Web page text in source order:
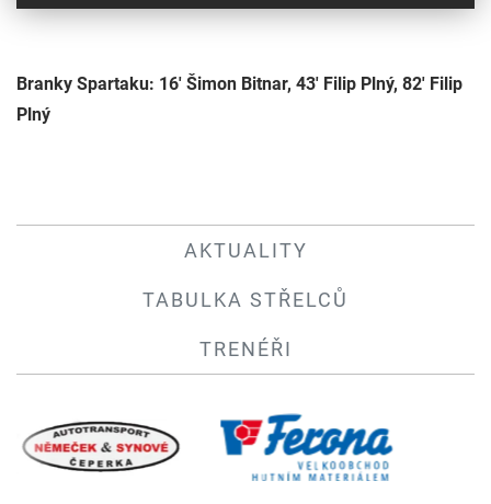
Branky Spartaku: 16' Šimon Bitnar, 43' Filip Plný, 82' Filip
Plný
AKTUALITY
TABULKA STŘELCŮ
TRENÉŘI